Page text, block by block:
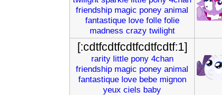
friendship magic poney animal
fantastique love folle folie
madness crazy twilight
[:cdtfcdtfcdtfcdtfcdtf:1]
rarity little pony 4chan
friendship magic poney animal
fantastique love bebe mignon
yeux ciels baby